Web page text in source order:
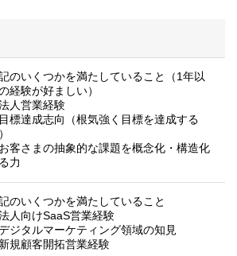
のいくつかを満たしていること（1年以
の経験が好ましい）
法人営業経験
目標達成志向（根気強く目標を達成する
お客さまの抽象的な課題を概念化・構造化
力
のいくつかを満たしていること
法人向けSaaS営業経験
デジタルマーケティング領域の知見
新規顧客開拓営業経験